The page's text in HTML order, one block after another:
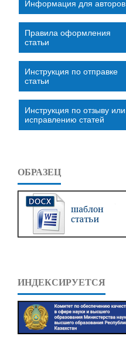
Информация для авторов
Правила оформления
статьи
Инструкция по отправке
статьи
Инструкция по отзыву или
исправлению статей
ОБРАЗЕЦ
ИНДЕКСИРУЕТСЯ